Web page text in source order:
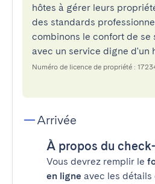
hôtes à gérer leurs
des standards
combinons le confort de se
avec un service digne d'un
Numéro de licence de propriété :
Arrivée
À propos du
Vous devrez remplir le
en ligne avec les